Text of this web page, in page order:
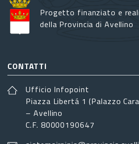
Progetto finanziato e
della Provincia di Avellino
CONTATTI
Ufficio Infopoint
Piazza Libertá 1 (Palazzo
– Avellino
C.F. 80000190647